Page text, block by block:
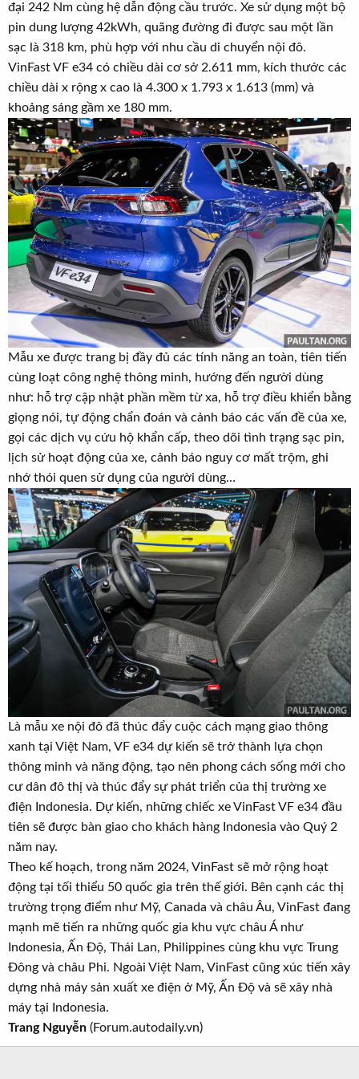
đại 242 Nm cùng hệ dẫn động cầu trước. Xe sử dụng một bộ
pin dung lượng 42kWh, quãng đường đi được sau một lần
sạc là 318 km, phù hợp với nhu cầu di chuyển nội đô.
VinFast VF e34 có chiều dài cơ sở 2.611 mm, kích thước các
chiều dài x rộng x cao là 4.300 x 1.793 x 1.613 (mm) và
khoảng sáng gầm xe 180 mm.
Mẫu xe được trang bị đầy đủ các tính năng an toàn, tiên tiến
cùng loạt công nghệ thông minh, hướng đến người dùng
như: hỗ trợ cập nhật phần mềm từ xa, hỗ trợ điều khiển bằng
giọng nói, tự động chẩn đoán và cảnh báo các vấn đề của xe,
gọi các dịch vụ cứu hộ khẩn cấp, theo dõi tình trạng sạc pin,
lịch sử hoạt động của xe, cảnh báo nguy cơ mất trộm, ghi
nhớ thói quen sử dụng của người dùng…
Là mẫu xe nội đô đã thúc đẩy cuộc cách mạng giao thông
xanh tại Việt Nam, VF e34 dự kiến sẽ trở thành lựa chọn
thông minh và năng động, tạo nên phong cách sống mới cho
cư dân đô thị và thúc đẩy sự phát triển của thị trường xe
điện Indonesia. Dự kiến, những chiếc xe VinFast VF e34 đầu
tiên sẽ được bàn giao cho khách hàng Indonesia vào Quý 2
năm nay.
Theo kế hoạch, trong năm 2024, VinFast sẽ mở rộng hoạt
động tại tối thiểu 50 quốc gia trên thế giới. Bên cạnh các thị
trường trọng điểm như Mỹ, Canada và châu Âu, VinFast đang
mạnh mẽ tiến ra những quốc gia khu vực châu Á như
Indonesia, Ấn Độ, Thái Lan, Philippines cùng khu vực Trung
Đông và châu Phi. Ngoài Việt Nam, VinFast cũng xúc tiến xây
dựng nhà máy sản xuất xe điện ở Mỹ, Ấn Độ và sẽ xây nhà
máy tại Indonesia.
Trang Nguyễn (Forum.autodaily.vn)